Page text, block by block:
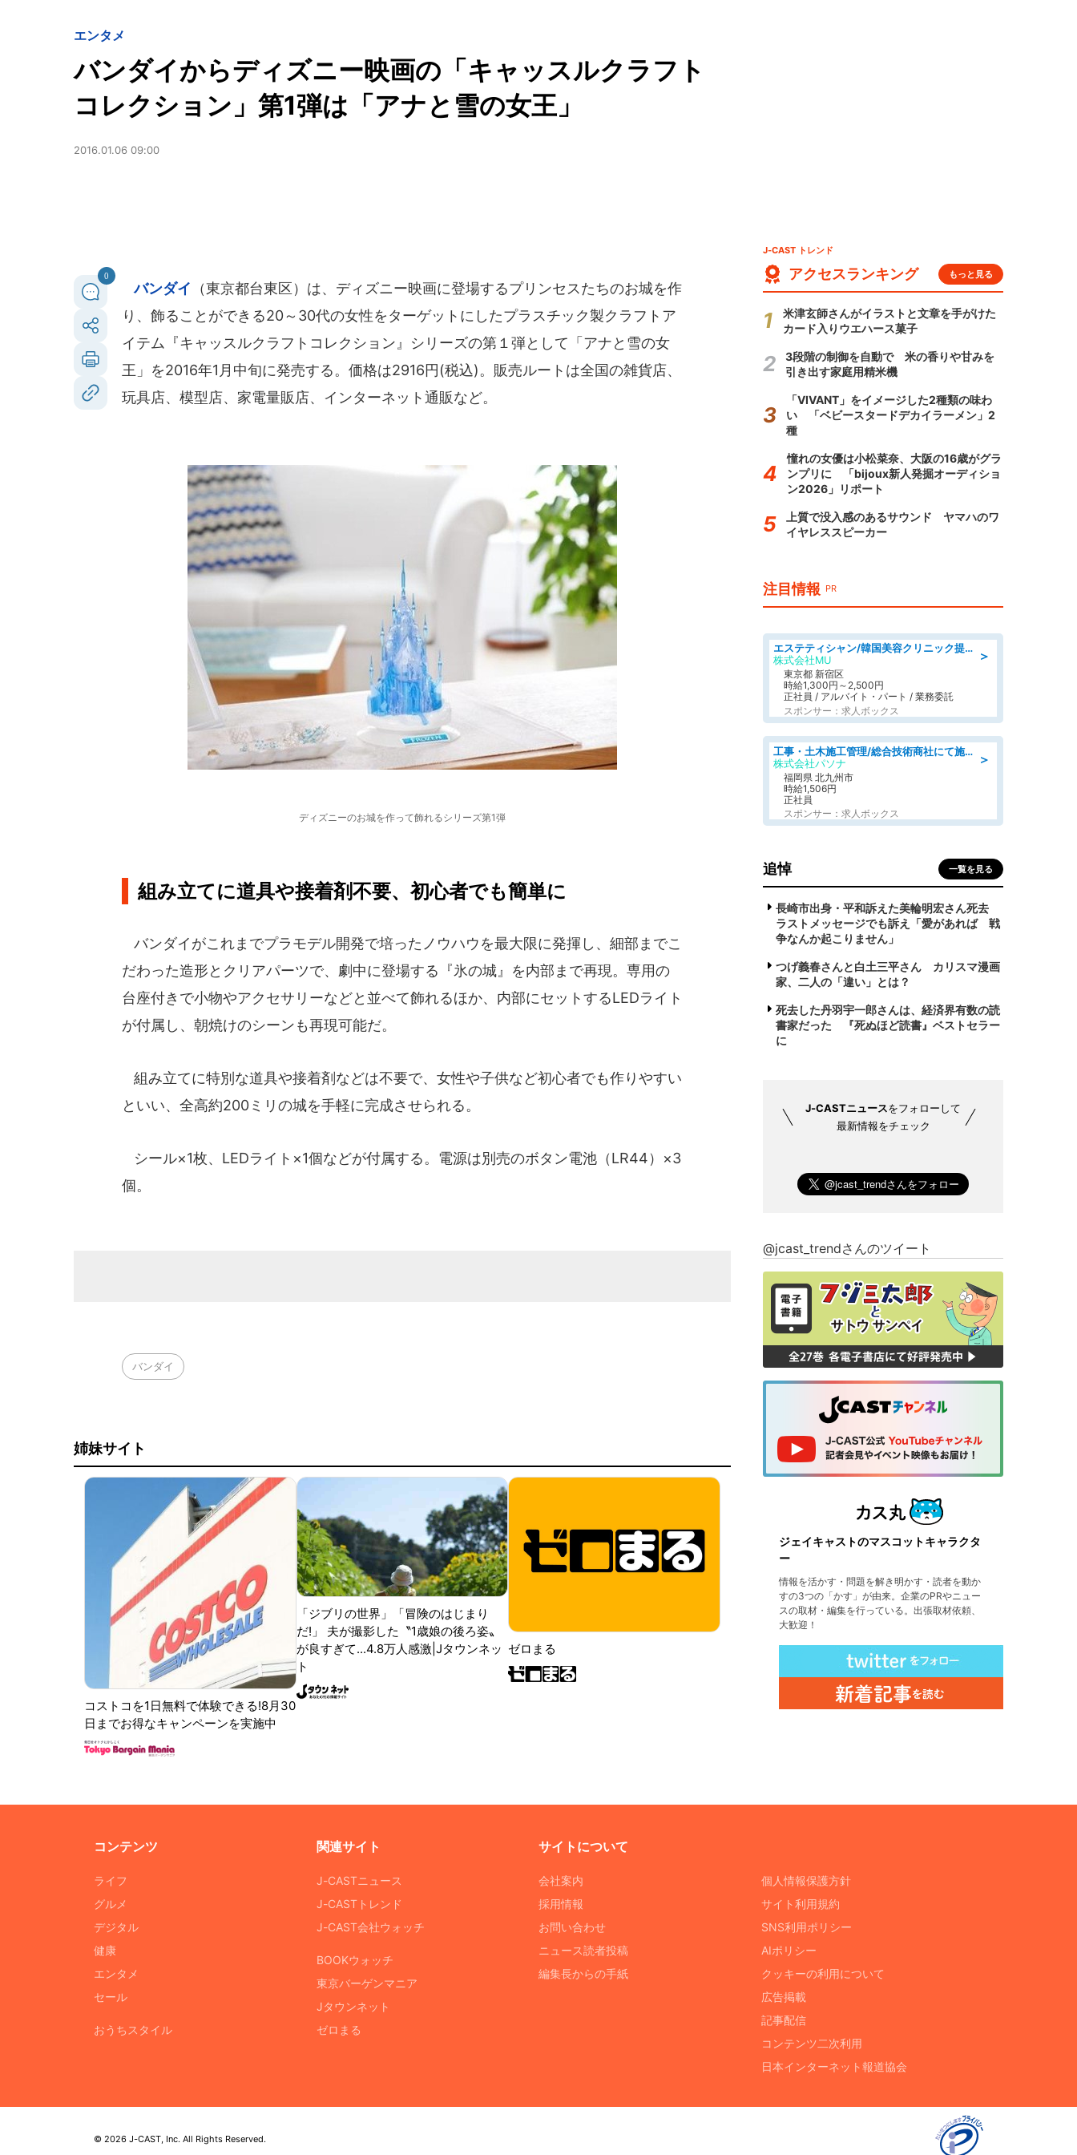
エンタメ
バンダイからディズニー映画の「キャッスルクラフト
コレクション」第1弾は「アナと雪の女王」
2016.01.06 09:00
0
バンダイ （東京都台東区）は、ディズニー映画に登場するプリンセスたちのお城を作
り、飾ることができる20～30代の女性をターゲットにしたプラスチック製クラフトア
イテム『キャッスルクラフトコレクション』シリーズの第１弾として「アナと雪の女
王」を2016年1月中旬に発売する。価格は2916円(税込)。販売ルートは全国の雑貨店、
玩具店、模型店、家電量販店、インターネット通販など。
ディズニーのお城を作って飾れるシリーズ第1弾
組み立てに道具や接着剤不要、初心者でも簡単に
バンダイがこれまでプラモデル開発で培ったノウハウを最大限に発揮し、細部までこ
だわった造形とクリアパーツで、劇中に登場する『氷の城』を内部まで再現。専用の
台座付きで小物やアクセサリーなどと並べて飾れるほか、内部にセットするLEDライト
が付属し、朝焼けのシーンも再現可能だ。
組み立てに特別な道具や接着剤などは不要で、女性や子供など初心者でも作りやすい
といい、全高約200ミリの城を手軽に完成させられる。
シール×1枚、LEDライト×1個などが付属する。電源は別売のボタン電池（LR44）×3
個。
バンダイ
姉妹サイト
コストコを1日無料で体験できる!8月30
日までお得なキャンペーンを実施中
「ジブリの世界」「冒険のはじまり
だ!」 夫が撮影した〝1歳娘の後ろ姿〟
が良すぎて...4.8万人感激|Jタウンネッ
ト
ゼロまる
J-CAST トレンド
アクセスランキング もっと見る
米津玄師さんがイラストと文章を手がけた
カード入りウエハース菓子
3段階の制御を自動で 米の香りや甘みを
引き出す家庭用精米機
「VIVANT」をイメージした2種類の味わ
い 「ベビースタードデカイラーメン」2
種
憧れの女優は小松菜奈、大阪の16歳がグラ
ンプリに 「bijoux新人発掘オーディショ
ン2026」リポート
上質で没入感のあるサウンド ヤマハのワ
イヤレススピーカー
注目情報 PR
＞
エステティシャン/韓国美容クリニック提携サロン
株式会社MU
東京都 新宿区
時給1,300円～2,500円
正社員 / アルバイト・パート / 業務委託
スポンサー：求人ボックス
＞
工事・土木施工管理/総合技術商社にて施工管理のお仕事/即日勤務可/車通勤可/工事・土木施工管理/生産・品質管理
株式会社パソナ
福岡県 北九州市
時給1,506円
正社員
スポンサー：求人ボックス
追悼 一覧を見る
長崎市出身・平和訴えた美輪明宏さん死去
ラストメッセージでも訴え「愛があれば 戦
争なんか起こりません」
つげ義春さんと白土三平さん カリスマ漫画
家、二人の「違い」とは？
死去した丹羽宇一郎さんは、経済界有数の読
書家だった 『死ぬほど読書』ベストセラー
に
J-CASTニュースをフォローして
最新情報をチェック
@jcast_trendさんのツイート
ジェイキャストのマスコットキャラクタ
ー
情報を活かす・問題を解き明かす・読者を動か
すの3つの「かす」が由来。企業のPRやニュー
スの取材・編集を行っている。出張取材依頼、
大歓迎！
コンテンツ
ライフ
グルメ
デジタル
健康
エンタメ
セール
おうちスタイル
関連サイト
J-CASTニュース
J-CASTトレンド
J-CAST会社ウォッチ
BOOKウォッチ
東京バーゲンマニア
Jタウンネット
ゼロまる
サイトについて
会社案内
採用情報
お問い合わせ
ニュース読者投稿
編集長からの手紙
個人情報保護方針
サイト利用規約
SNS利用ポリシー
AIポリシー
クッキーの利用について
広告掲載
記事配信
コンテンツ二次利用
日本インターネット報道協会
© 2026 J-CAST, Inc. All Rights Reserved.